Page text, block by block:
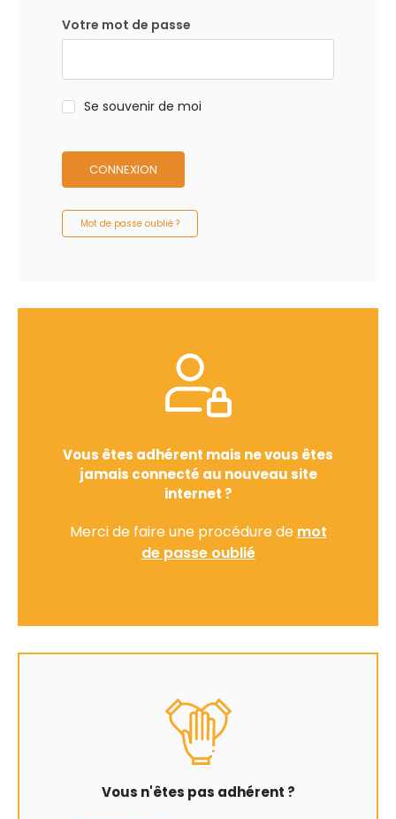
Votre mot de passe
Se souvenir de moi
CONNEXION
Mot de passe oublié ?
Vous êtes adhérent mais ne vous êtes
jamais connecté au nouveau site
internet ?
Merci de faire une procédure de mot
de passe oublié
Vous n'êtes pas adhérent ?